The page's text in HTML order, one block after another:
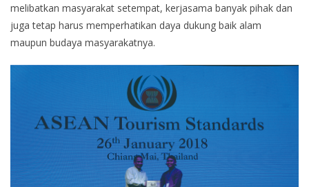
melibatkan masyarakat setempat, kerjasama banyak pihak dan
juga tetap harus memperhatikan daya dukung baik alam
maupun budaya masyarakatnya.